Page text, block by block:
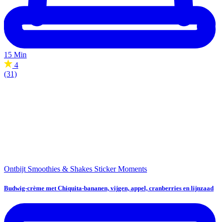
15 Min
4
(31)
Ontbijt Smoothies & Shakes Sticker Moments
Budwig-crème met Chiquita-bananen, vijgen, appel, cranberries en lijnzaad